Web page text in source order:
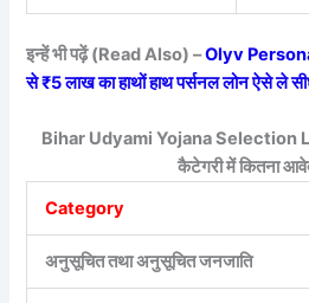
इन्हें भी पढ़ें (Read Also) –Olyv
से ₹5 लाख का हाथों हाथ पर्सनल लोन ऐसे ले
Bihar Udyami Yojana Selection
कैटेगरी में कितना
Category
अनुसूचित तथा अनुसूचित जनजाति